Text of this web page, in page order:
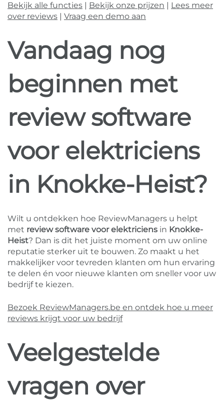
Bekijk alle functies Bekijk onze prijzen
Lees meer
over reviews
Vraag een demo aan
Vandaag nog
beginnen met
review software
voor elektriciens
in Knokke-Heist?
Wilt u ontdekken hoe ReviewManagers u helpt
met review software voor elektriciens in Knokke-
Heist? Dan is dit het juiste moment om uw online
reputatie sterker uit te bouwen. Zo maakt u het
makkelijker voor tevreden klanten om hun ervaring
te delen én voor nieuwe klanten om sneller voor uw
bedrijf te kiezen.
Bezoek ReviewManagers.be en ontdek hoe u meer
reviews krijgt voor uw bedrijf
Veelgestelde
vragen over